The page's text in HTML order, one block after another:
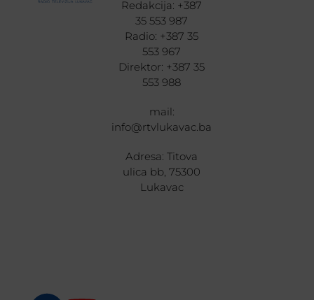
Redakcija: +387
35 553 987
Radio: +387 35
553 967
Direktor: +387 35
553 988
mail:
info@rtvlukavac.ba
Adresa: Titova
ulica bb, 75300
Lukavac